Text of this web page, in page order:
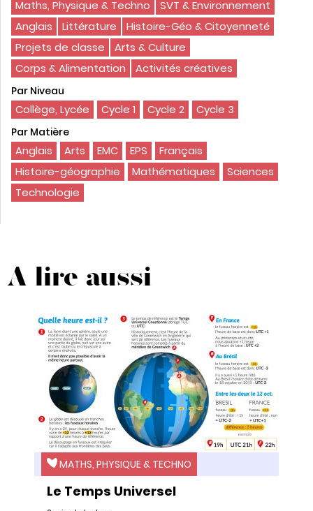
Maths, Physique & Techno
SVT & Environnement
Anglais
Littérature
Histoire-Géo & Citoyenneté
Projets de classe
Arts & Culture
Corps & Alimentation
Activités créatives
Par Niveau
Collège, Lycée Cycle 1 Cycle 2 Cycle 3
Par Matière
Anglais Arts EMC EPS
Français
Histoire-géographie
Mathématiques
Sciences
Technologie
A lire aussi
MATHS, PHYSIQUE & TECHNO
Le Temps Universel